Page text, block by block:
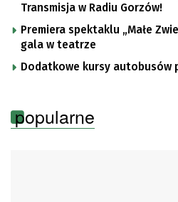
Transmisja w Radiu Gorzów!
Premiera spektaklu „Małe
gala w teatrze
Dodatkowe kursy autobusów
popularne